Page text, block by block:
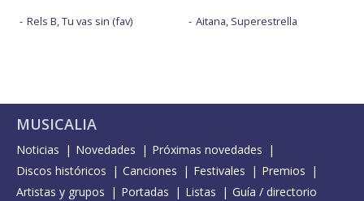
Rels B, Tu vas sin (fav) Aitana, Superestrella
MUSICALIA
Noticias Novedades
Próximas novedades
Discos históricos
Canciones Festivales
Premios
Artistas y grupos
Portadas Listas Guía / directorio